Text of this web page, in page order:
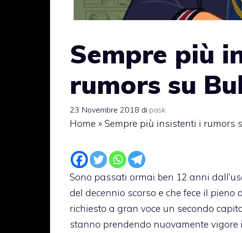
Sempre più
rumors su
23 Novembre 2018 di pask
Home » Sempre più insistenti i rumors
Sono passati ormai ben 12 anni
del decennio scorso e che fece il
richiesto a gran voce un secondo
stanno prendendo nuovamente